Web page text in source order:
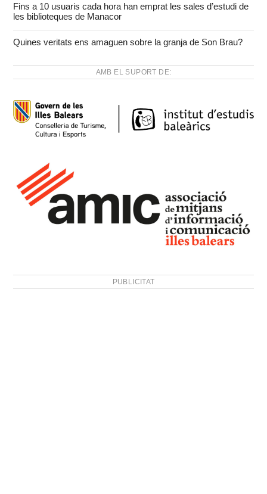
Fins a 10 usuaris cada hora han emprat les sales d’estudi de
les biblioteques de Manacor
Quines veritats ens amaguen sobre la granja de Son Brau?
AMB EL SUPORT DE:
PUBLICITAT